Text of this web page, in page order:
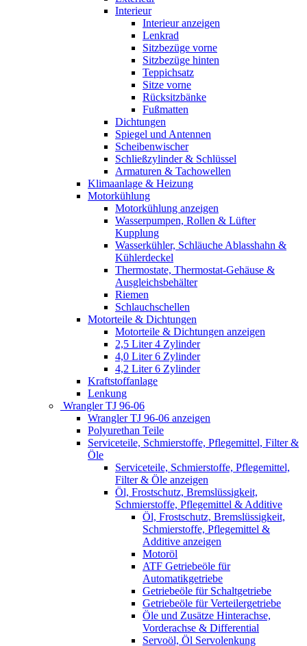
Interieur
Interieur anzeigen
Lenkrad
Sitzbezüge vorne
Sitzbezüge hinten
Teppichsatz
Sitze vorne
Rücksitzbänke
Fußmatten
Dichtungen
Spiegel und Antennen
Scheibenwischer
Schließzylinder & Schlüssel
Armaturen & Tachowellen
Klimaanlage & Heizung
Motorkühlung
Motorkühlung anzeigen
Wasserpumpen, Rollen & Lüfter
Kupplung
Wasserkühler, Schläuche Ablasshahn &
Kühlerdeckel
Thermostate, Thermostat-Gehäuse &
Ausgleichsbehälter
Riemen
Schlauchschellen
Motorteile & Dichtungen
Motorteile & Dichtungen anzeigen
2,5 Liter 4 Zylinder
4,0 Liter 6 Zylinder
4,2 Liter 6 Zylinder
Kraftstoffanlage
Lenkung
Wrangler TJ 96-06
Wrangler TJ 96-06 anzeigen
Polyurethan Teile
Serviceteile, Schmierstoffe, Pflegemittel, Filter &
Öle
Serviceteile, Schmierstoffe, Pflegemittel,
Filter & Öle anzeigen
Öl, Frostschutz, Bremslüssigkeit,
Schmierstoffe, Pflegemittel & Additive
Öl, Frostschutz, Bremslüssigkeit,
Schmierstoffe, Pflegemittel &
Additive anzeigen
Motoröl
ATF Getriebeöle für
Automatikgetriebe
Getriebeöle für Schaltgetriebe
Getriebeöle für Verteilergetriebe
Öle und Zusätze Hinterachse,
Vorderachse & Differential
Servoöl, Öl Servolenkung